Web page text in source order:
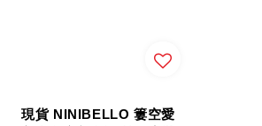
現貨 NINIBELLO 簍空愛